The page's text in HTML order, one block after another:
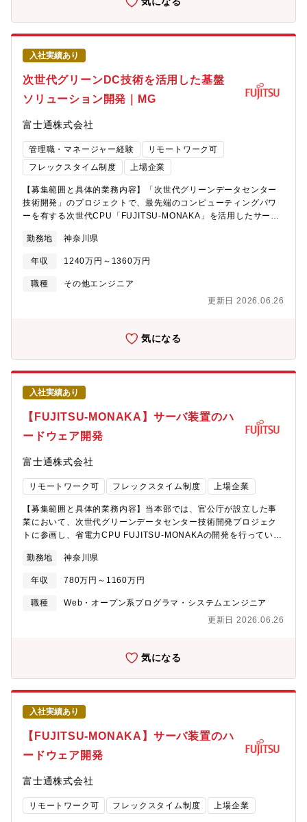
して活躍するためのステップとなる役割です。現場での調整力・
ントチームにおいて、リーダを補佐しながら実務面でプロジェク
は、現行のFUJITSU?MONAKAサーバ開発プロジェクトを支える
とともに、将来的に予定されている後継CPU開発プロジェクトも
見据え、プロジェクト運営の現場力を底上げしていただける方を
募集します。【配属組織】富士通研究所 先端コンピューティン
グ開発本部【組織としてのミッション】持続可能なデジタル社会
を実現すべく、世界トップのテクノロジー開発に挑戦し、新たな
テクノロジープラットフォームを創り上げる。【会社の魅力】■働
き方について ・全社で年間80％以上の在宅勤務活用率。 ・コアタ
イム無しのフレックスタイム制、子育て、介護、私用問わず私生
活に合わせた働き方が実現可能。 ・サテライトオフィスは1,900
拠点で場所を選ばず勤務可。・ドレスコードの自由化や、活き活
■キャリアについて ・自律的なキャリア形成を推進し、グループ
ージメントを高める活動にも力を入れており、定着する職場環境
題仮説の検証、およびその予実マネージメント・オール光ネット
ワークに関わるオープンフォーラム、コミュニティ（OIF、TIPな
ど）を活用した、研究開発成果の普及に向けた計画立案、エコシ
ステムパートナー等の国内外、社内外のパートナーシップの構築
を担務【仕事の魅力・やりがい】光伝送システム、電子回路、光
デバイス、信号処理技術など、高い専門性を持つメンバーととも
に、次世代向け光トランシーバ技術に関する研究開発の推進・マ
ネージメント、標準化団体やフォーラム、国際学会発表や学会委
業務に参画することで、新規事業の要素技術開発から、その事業
化に関わるスキルセットの獲得、および、社内外での人脈形成が
可能です。【配属組織】１ＦＩＮＩＴＹ株式会社への出向 フォト
ニクスシステム事業本部配属【募集背景とメッセージ】次世代光
ネットワークに向けた光トランシーバ技術の研究開発を統括する
幹部社員を募集しています。本ポジションでは、AIデータセンタ
ー間などの接続で注目を集めているオール光ネットワークに置け
る光トランシーバ研究開発業務において、顧客・技術課題の整
見と研究開発経験の両方を広げることができます。これまでの技
術開発経験を生かして働きたい方、様々な関係者との議論を通じ
フレックス勤務適用 有・テレワーク可(対面打ち合わせが必要な
場合，Fujitsu Technology Park, Uvance Kawasaki Towerに出
タイム無しのフレックスタイム制、子育て、介護、私用問わず私
生活に合わせた働き方が実現可能。 ・サテライトオフィスは
1,900拠点で場所を選ばず勤務可。・ドレスコードの自由化や、活
き活きと働くための社内カルチャーの変革にも積極的に取り組み
中。 ■キャリアについて ・自律的なキャリア形成を推進し、グル
ープ全体でポスティング制度やFA制度が利用可能。 ・各部組織エ
ンゲージメントを高める活動にも力を入れており、定着する職場
環境の風土醸成が心がけられております。
入社実績あり
次世代グリーンDC技術を活用した基盤
ソリューション開発｜MG
富士通株式会社
管理職・マネージャー経験
リモートワーク可
フレックスタイム制度
上場企業
【募集範囲と具体的業務内容】「次世代グリーンデータセンター
技術開発」のプロジェクトで、最先端のコンピューティングパワ
ーを有する次世代CPU「FUJITSU-MONAKA」を活用したサービ
ンの開発マネジメントを行います。また、「FUJITSU-
MONAKA」の顧客訴求に向けた商談対応にも携わっていただきま
す。【期待する役割やミッション】本ポジションでは、次期富士
通製Arm?プロセッサ「FUJITSU-MONAKA」を最大限に活かすユ
発の担当として、下位レイヤのOSから上位レイヤのライブラリま
示の元で行います。また、社内の他部門の関係者と適切にコミュ
ニケーションを取り、企画や開発を推進します。【仕事の魅力・
やりがい】本ポジションでは、次期富士通製Arm?プロセッサ
「FUJITSU-MONAKA」の市場投入に直接関与し、顧客課題の解
決に向けたソリューションを開発するというチャレンジングで意
義ある業務に携われます。加えて、HPC、AI、DCと幅広い領域の
ソフトウェアを扱うことで技術スタックを俯瞰する視野とマネジ
メント経験を積むことができます。また、ソリューション開発の
企画から工場出荷までを本部横断で他部門と連携して進めること
きます。【組織としてのミッション】未来社会のインフラ、次世
代グリーンデータセンター、および富岳後継システムの中核とな
るシステム・ソフトウェアの開発・提供を行うことが当組織のミ
に伴い、次世代CPU「FUJITSU-MONAKA」を最大限に活用する
基盤ソリューションの開発をリード・マネジメントするマネージ
ャーを募集しています。本ポジションでは、ハードウェア・ソフ
トウェアエンジニアと協力し顧客課題の整理から基盤ソリューシ
ーションの価値最大化を目指してリードしていただきます。【配
ション】未来社会のインフラ、次世代グリーンデータセンター、
および富岳後継システムの中核となるシステム・ソフトウェアの
CPU「FUJITSU-MONAKA」を最大限に活用する基盤ソリューシ
供までを開発するチームの責任者として、ソリューションの価値
方について ・全社で年間80％以上の在宅勤務活用率。 ・コアタイ
ム無しのフレックスタイム制、子育て、介護、私用問わず私生活
に合わせた働き方が実現可能。 ・サテライトオフィスは1,900拠
点で場所を選ばず勤務可。・ドレスコードの自由化や、活き活き
と働くための社内カルチャーの変革にも積極的に取り組み中。 ■
キャリアについて ・自律的なキャリア形成を推進し、グループ全
体でポスティング制度やFA制度が利用可能。 ・各部組織エンゲー
勤務地 神奈川県
年収 1240万円～1360万円
職種
その他エンジニア
更新日 2026.06.26
気になる
入社実績あり
【FUJITSU-MONAKA】サーバ装置のハ
ードウェア開発
富士通株式会社
リモートワーク可 フレックスタイム制度 上場企業
【募集範囲と具体的業務内容】当本部では、官公庁が設立した事
業において、次世代グリーンデータセンター技術開発プロジェク
トに参画し、省電力CPU FUJITSU-MONAKAの開発を行っていま
ター/AIシステム向けサーバ装置のハードウェア開発を担当いただ
きます。【個人に期待する役割やミッション】FUJITSU-
MONAKAを採用したサーバのシステムハードウェア（プリント基
板を含む装置全体のハードウェア）の開発担当者として、社内の
及び、社外部品ベンダ、ODMベンダなど複数の社内外関係者と密
計）、評価等、一連の開発業務を担当いただきます。本ポジショ
ンはサーバの一連のハードウェア開発を経験できる役割であり、
将来的にはリーダ、マネージャーへとステップアップし、より広
い範囲での開発を担う人材として成長いただくことを期待してい
ます。【仕事の魅力・やりがい】・スーパーコンピュータ「富
岳」を開発した技術者集団の一員として、最先端テクノロジを活
用した富士通のサーバ開発に携わることができます。・サーバの
仕様検討から出荷までの一連の開発業務を経験することができま
す。・海外ODM・EMSベンダを含む社外パートナーとの協業を通
ていきます。【Role Group】Research & Development
R&D【Role Family】Product Development プロダクト開発
【Role Specialism】Hardware Development ハードウェア開
勤務地 神奈川県
年収 780万円～1160万円
職種
Web・オープン系プログラマ・システムエンジニア
更新日 2026.06.26
気になる
入社実績あり
【FUJITSU-MONAKA】サーバ装置のハ
ードウェア開発
富士通株式会社
リモートワーク可 フレックスタイム制度 上場企業